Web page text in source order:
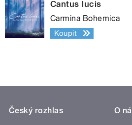
Cantus lucis
Carmina Bohemica
Koupit
Český rozhlas
O